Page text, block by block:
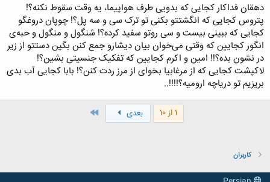
دهقان فداکار کجایی که بدویی طرف هواپیما، یه وقت سقوط نکنه؟!
پتروس کجایی که انگشتتو بکنی تو ترک سی و سه پل؟! چوپان دروغگو
کجایی که ببینی بیست و سی روتو سفید کرده؟! شنگول و منگول و حبه‌ی
انگور کجایین که وقتی می‌خوان بیان دیشارو جمع کنن بگین دستتو از زیر
در نشون بده؟!! امین و اکرم کجایین که تفکیک جنسیتی بشین؟!
لاکپشت کجایی که از مرغابیا بخوای از مرز ردت کنن؟! بابا کجایی آب بدی
بریزیم تو دریاچه ارومیه؟!!!!..
1 از 10 بعدی
کاربران